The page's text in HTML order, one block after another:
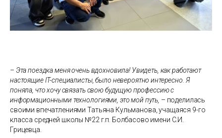
– Эта поездка меня очень вдохновила! Увидеть, как работают
настоящие IT-специалисты, было невероятно интересно. Я
поняла, что хочу связать свою будущую профессию с
информационными технологиями, это мой путь, – поделилась
своими впечатлениями Татьяна Кульманова, учащаяся 9-го
класса средней школы №22 г.п. Болбасово имени С.И.
Грицевца.